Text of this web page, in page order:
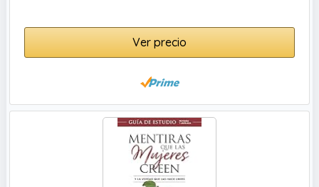
Ver precio